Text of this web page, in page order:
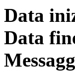
Data
Data